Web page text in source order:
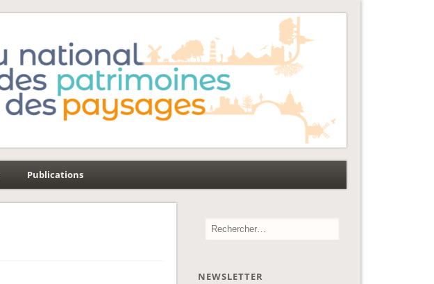
Publications
NEWSLETTER